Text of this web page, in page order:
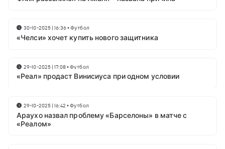
30-10-2025 | 16:36•Футбол
«Челси» хочет купить нового защитника
29-10-2025 | 17:08•Футбол
«Реал» продаст Винисиуса при одном условии
29-10-2025 | 16:42 •Футбол
Араухо назвал проблему «Барселоны» в матче с
«Реалом»